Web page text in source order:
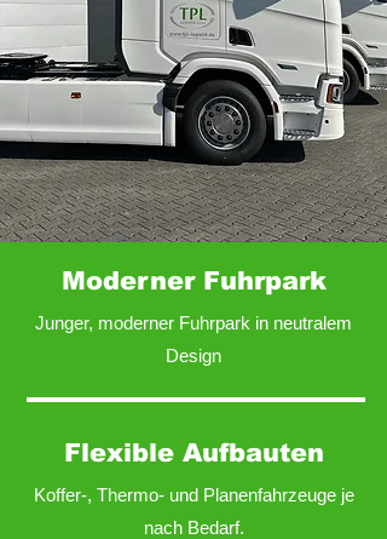
Moderner Fuhrpark
Junger, moderner Fuhrpark in neutralem
Design
Flexible Aufbauten
Koffer-, Thermo- und Planenfahrzeuge je
nach Bedarf.